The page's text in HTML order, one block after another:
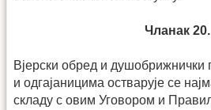
Чланак 20.
Вјерски обред и душобрижнички
и одгајаницима остварује се
складу с овим Уговором и